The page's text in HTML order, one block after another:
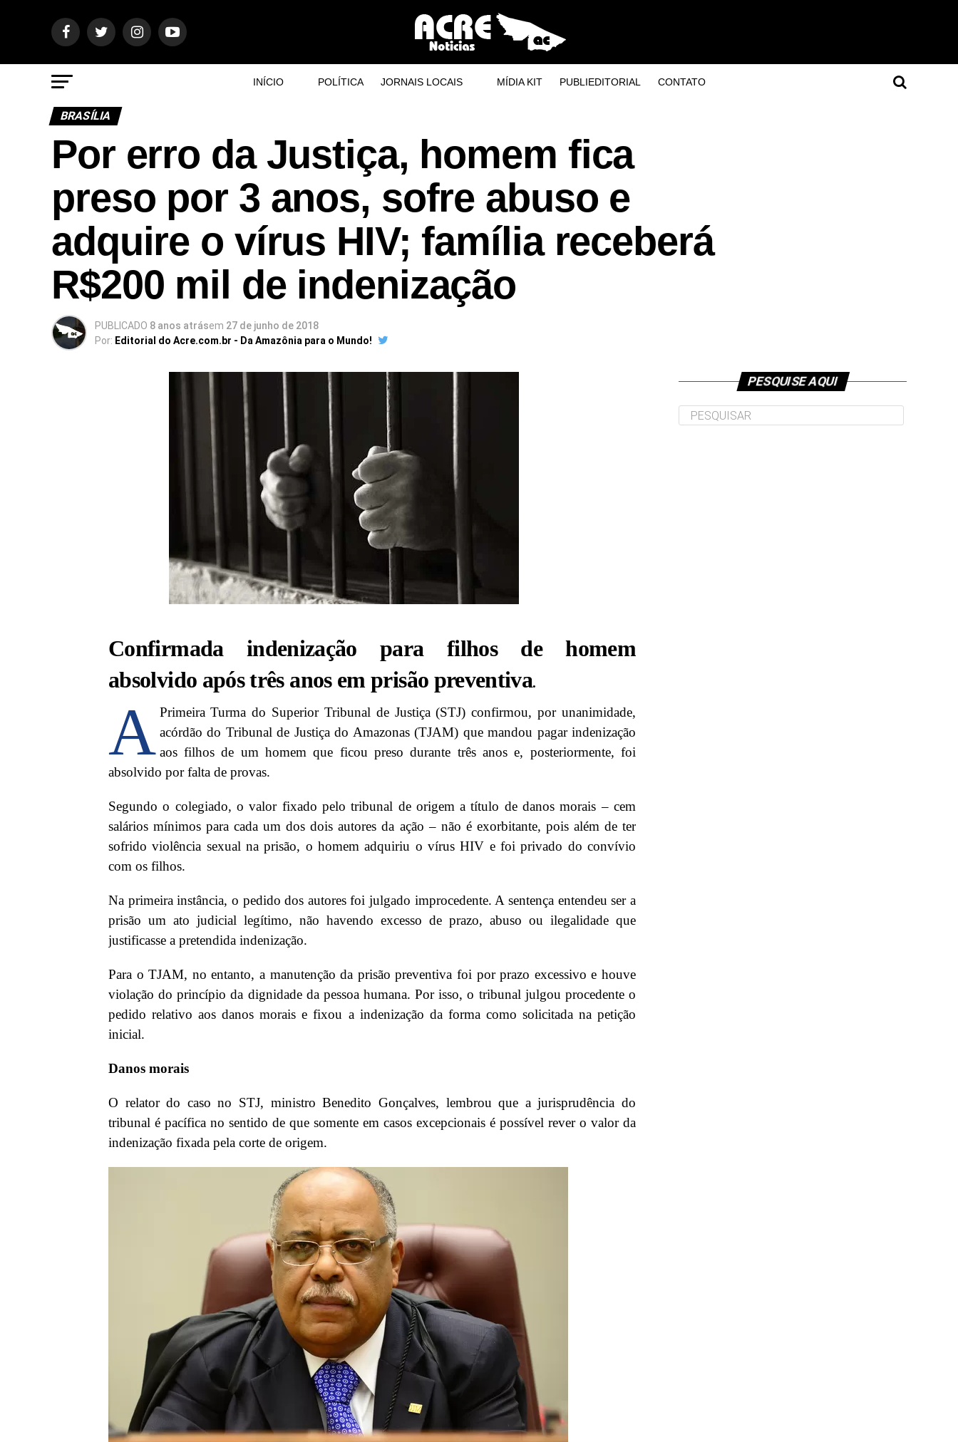
INÍCIO POLÍTICA JORNAIS LOCAIS MÍDIA KIT PUBLIEDITORIAL CONTATO
BRASÍLIA
Por erro da Justiça, homem fica
preso por 3 anos, sofre abuso e
adquire o vírus HIV; família receberá
R$200 mil de indenização
PUBLICADO 8 anos atrásem 27 de junho de 2018
Por: Editorial do Acre.com.br - Da Amazônia para o Mundo!
Confirmada indenização para filhos de homem
absolvido após três anos em prisão preventiva.
A Primeira Turma do Superior Tribunal de Justiça (STJ) confirmou, por unanimidade,
acórdão do Tribunal de Justiça do Amazonas (TJAM) que mandou pagar indenização
aos filhos de um homem que ficou preso durante três anos e, posteriormente, foi
absolvido por falta de provas.
Segundo o colegiado, o valor fixado pelo tribunal de origem a título de danos morais – cem
salários mínimos para cada um dos dois autores da ação – não é exorbitante, pois além de ter
sofrido violência sexual na prisão, o homem adquiriu o vírus HIV e foi privado do convívio
com os filhos.
Na primeira instância, o pedido dos autores foi julgado improcedente. A sentença entendeu ser a
prisão um ato judicial legítimo, não havendo excesso de prazo, abuso ou ilegalidade que
justificasse a pretendida indenização.
Para o TJAM, no entanto, a manutenção da prisão preventiva foi por prazo excessivo e houve
violação do princípio da dignidade da pessoa humana. Por isso, o tribunal julgou procedente o
pedido relativo aos danos morais e fixou a indenização da forma como solicitada na petição
inicial.
Danos morais
O relator do caso no STJ, ministro Benedito Gonçalves, lembrou que a jurisprudência do
tribunal é pacífica no sentido de que somente em casos excepcionais é possível rever o valor da
indenização fixada pela corte de origem.
PESQUISE AQUI